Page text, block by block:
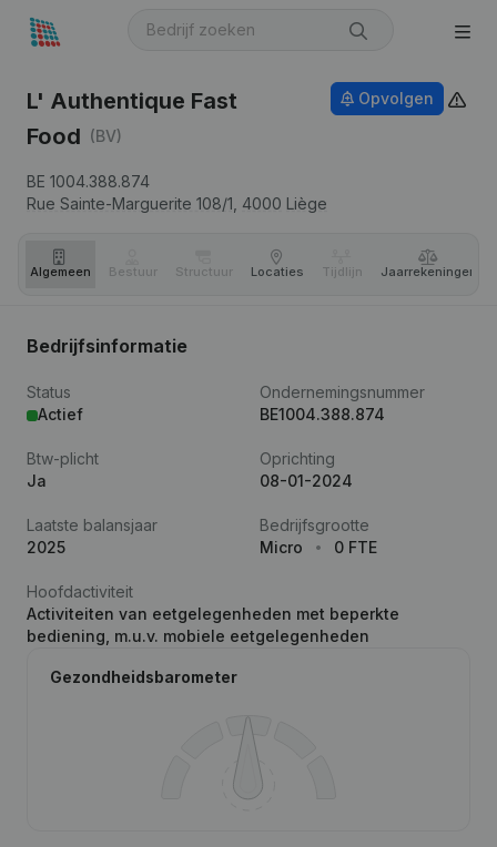
L' Authentique Fast
Food (BV)
BE 1004.388.874
Rue Sainte-Marguerite 108/1, 4000 Liège
Opvolgen
Algemeen Bestuur Structuur Locaties Tijdlijn Jaar­rekeningen
Bedrijfsinformatie
Status
Actief
Ondernemingsnummer
BE1004.388.874
Btw-plicht
Ja
Oprichting
08-01-2024
Laatste balansjaar
2025
Bedrijfsgrootte
Micro
0 FTE
Hoofdactiviteit
Activiteiten van eetgelegenheden met beperkte
bediening, m.u.v. mobiele eetgelegenheden
Gezondheidsbarometer